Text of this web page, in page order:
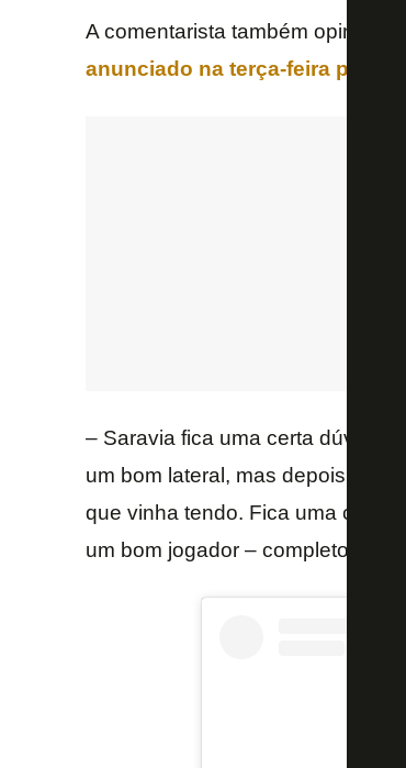
A comentarista também opinou
anunciado na terça-feira para a
– Saravia fica uma certa dúvida
um bom lateral, mas depois da
que vinha tendo. Fica uma certa
um bom jogador – completou.